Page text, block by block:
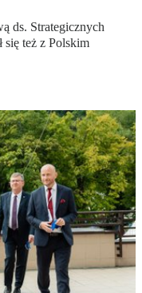
ds. Strategicznych
się też z Polskim